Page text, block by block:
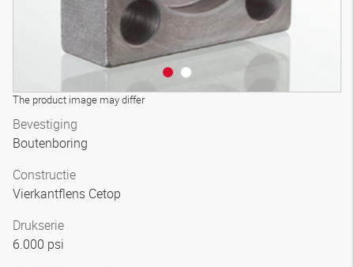
The product image may differ
Bevestiging
Boutenboring
Constructie
Vierkantflens Cetop
Drukserie
6.000 psi